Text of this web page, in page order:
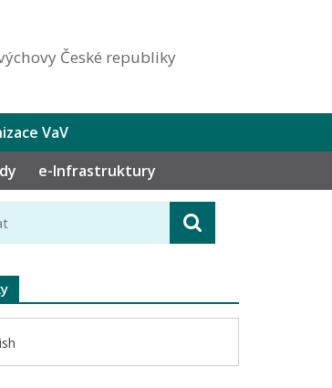
České republiky
VaV
e-Infrastruktury